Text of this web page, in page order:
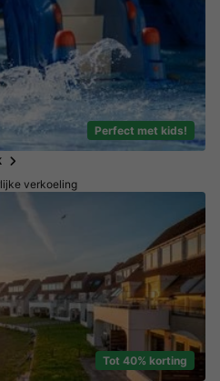
Perfect met kids!
verkoeling
Tot 40% korting